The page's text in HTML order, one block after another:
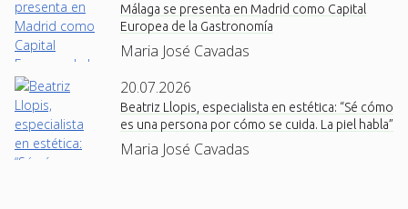
Málaga se presenta en Madrid como Capital
Europea de la Gastronomía
Maria José Cavadas
20.07.2026
Beatriz Llopis, especialista en estética: “Sé cómo
es una persona por cómo se cuida. La piel habla”
Maria José Cavadas